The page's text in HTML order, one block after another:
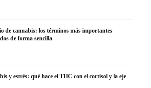
de cannabis: los términos más importantes
de forma sencilla
y estrés: qué hace el THC con el cortisol y la eje